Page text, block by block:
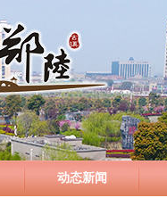
动态新闻